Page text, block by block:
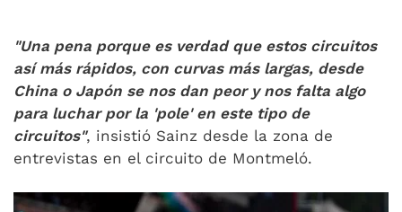
"Una pena porque es verdad que estos circuitos
así más rápidos, con curvas más largas, desde
China o Japón se nos dan peor y nos falta algo
para luchar por la 'pole' en este tipo de
circuitos", insistió Sainz desde la zona de
entrevistas en el circuito de Montmeló.